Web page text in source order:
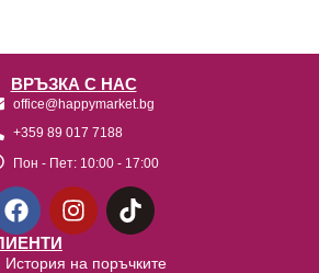
ВРЪЗКА С НАС
office@happymarket.bg
+359 89 017 7188
Пон - Пет: 10:00 - 17:00
История на поръчките